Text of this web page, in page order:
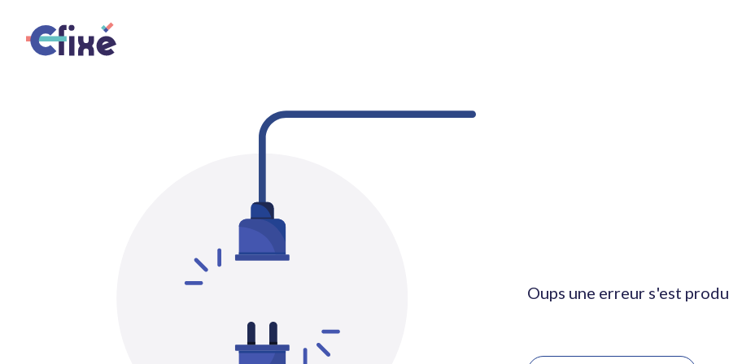
Oups une erreur s'est